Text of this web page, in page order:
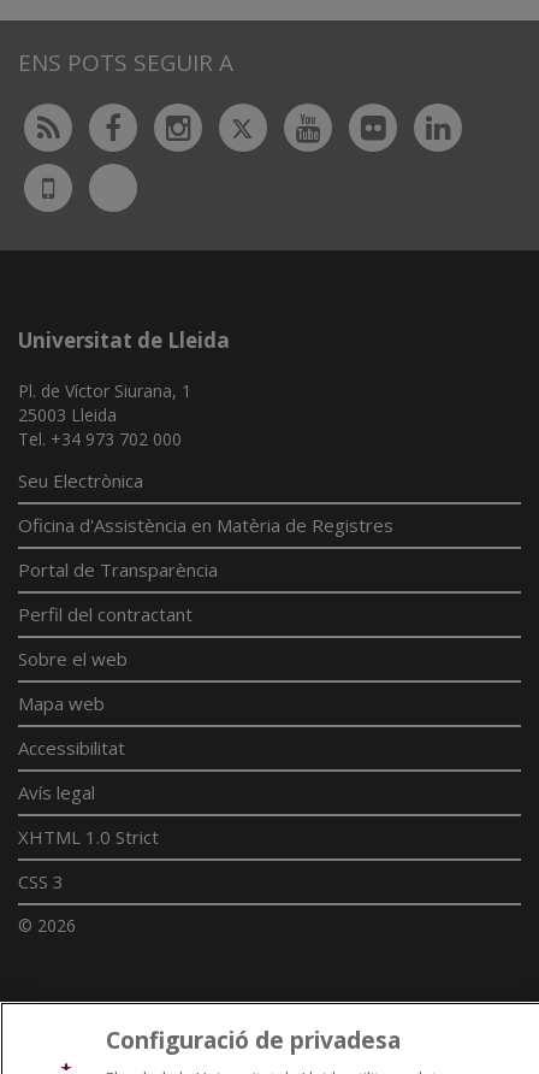
ENS POTS SEGUIR A
Rss FacebookInstagram
TwitterYoutubeFlickr
UdL
App
Bluesky
Universitat de Lleida
Pl. de Víctor Siurana, 1
25003 Lleida
Tel. +34 973 702 000
Seu Electrònica
Oficina d'Assistència en Matèria de Registres
Portal de Transparència
Perfil del contractant
Sobre el web
Mapa web
Accessibilitat
Avís legal
XHTML 1.0 Strict
CSS 3
© 2026
Configuració de privadesa